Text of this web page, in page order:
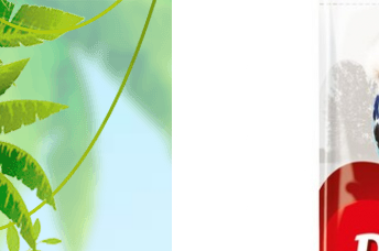
Для рыбок
Для рептилий Обследование
Лаборатория
Хирургия